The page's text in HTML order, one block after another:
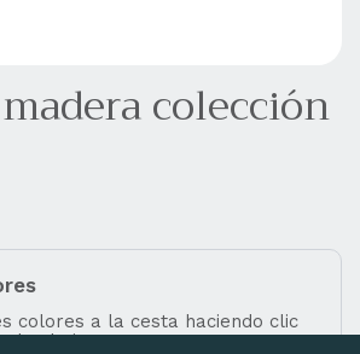
colección
colores a la cesta haciendo clic
de abajo.